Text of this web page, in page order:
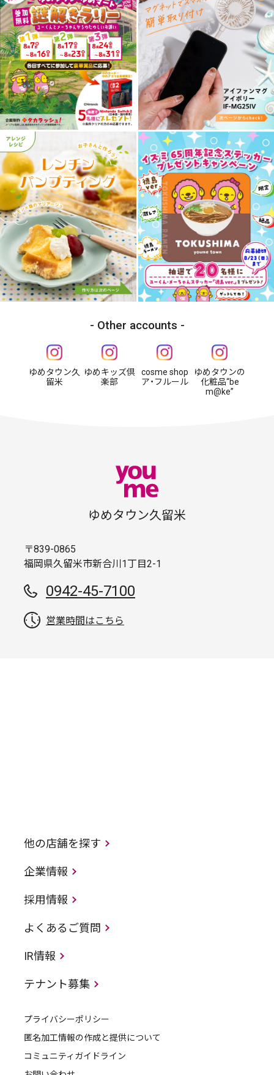
Other accounts
ゆめタウン久
留米
ゆめキッズ倶
楽部
cosme shop
ア・フルール
ゆめタウンの
化粧品“be
m@ke”
ゆめタウン久留米
〒839-0865
福岡県久留米市新合川1丁目2-1
0942-45-7100
営業時間はこちら
他の店舗を探す
企業情報
採用情報
よくあるご質問
IR情報
テナント募集
プライバシーポリシー
匿名加工情報の作成と提供について
コミュニティガイドライン